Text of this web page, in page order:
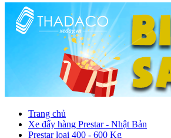
Trang chủ
Xe đẩy hàng Prestar - Nhật Bản
Prestar loại 400 - 600 Kg